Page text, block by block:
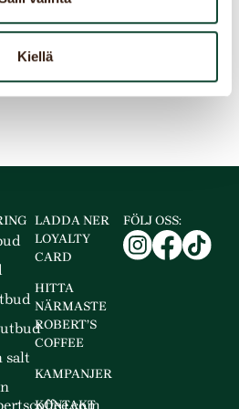
Kiellä COFFEE
salt
LADDA NER
LOYALTY
CARD
HITTA
NÄRMASTE
ROBERT’S
COFFEE
KAMPANJER
KONTAKT
FÖLJ OSS: